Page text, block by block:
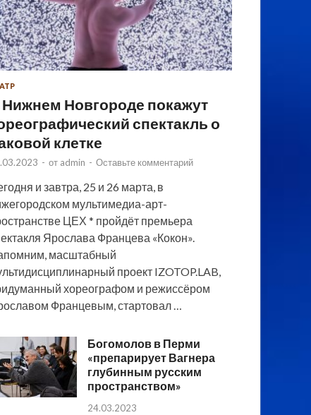
Новгороде покажут
спектакль о
клетке
- от admin - Оставьте комментарий
и завтра, 25 и 26 марта, в
мультимедиа-арт-
ЦЕХ * пройдёт премьера
Ярослава Францева «Кокон».
масштабный
проект IZOTOP.LAB,
хореографом и режиссёром
Францевым, стартовал …
Богомолов в Перми
«препарирует Вагнера
глубинным русским
пространством»
24.03.2023